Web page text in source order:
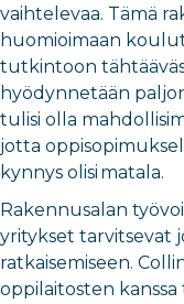
vaihtelevaa. Tämä
huomioimaan
tutkintoon
hyödynnetään
tulisi olla
jotta
kynnys olisi matala.
Rakennusalan
yritykset tarvitsevat
ratkaisemiseen.
oppilaitosten kanssa